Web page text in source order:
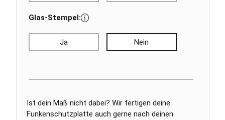
Glas-Stempel:
Ja Nein
Ist dein Maß nicht dabei? Wir fertigen deine
Funkenschutzplatte auch gerne nach deinen